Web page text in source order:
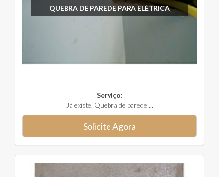
QUEBRA DE PAREDE PARA ELÉTRICA
Serviço:
Já existe, Quebra de parede ...
Solicite Agora